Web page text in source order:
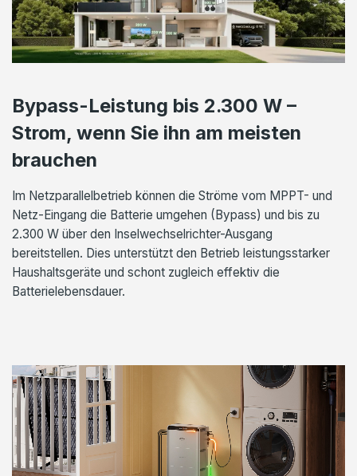
Bypass-Leistung bis 2.300 W –
Strom, wenn Sie ihn am meisten
brauchen
Im Netzparallelbetrieb können die Ströme vom MPPT- und
Netz-Eingang die Batterie umgehen (Bypass) und bis zu
2.300 W über den Inselwechselrichter-Ausgang
bereitstellen. Dies unterstützt den Betrieb leistungsstarker
Haushaltsgeräte und schont zugleich effektiv die
Batterielebensdauer.